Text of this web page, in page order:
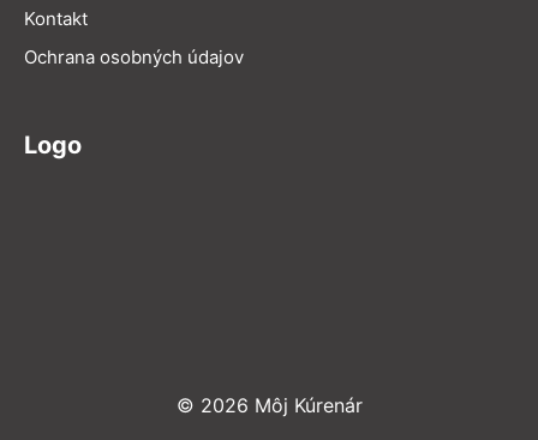
Kontakt
Ochrana osobných údajov
Logo
© 2026 Môj Kúrenár